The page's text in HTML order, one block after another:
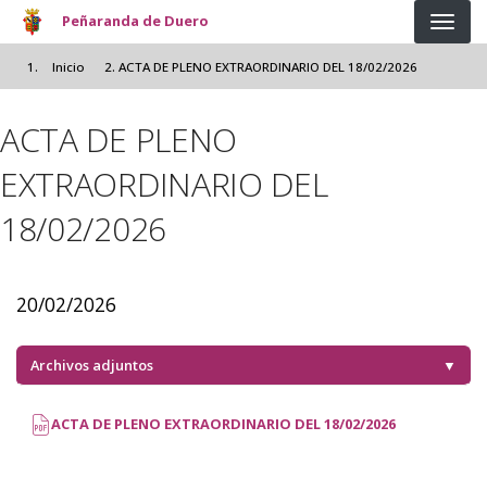
Pasar al contenido principal
Peñaranda de Duero
Inicio ACTA DE PLENO EXTRAORDINARIO DEL 18/02/2026
ACTA DE PLENO
EXTRAORDINARIO DEL
18/02/2026
20/02/2026
Archivos adjuntos ▼
ACTA DE PLENO EXTRAORDINARIO DEL 18/02/2026